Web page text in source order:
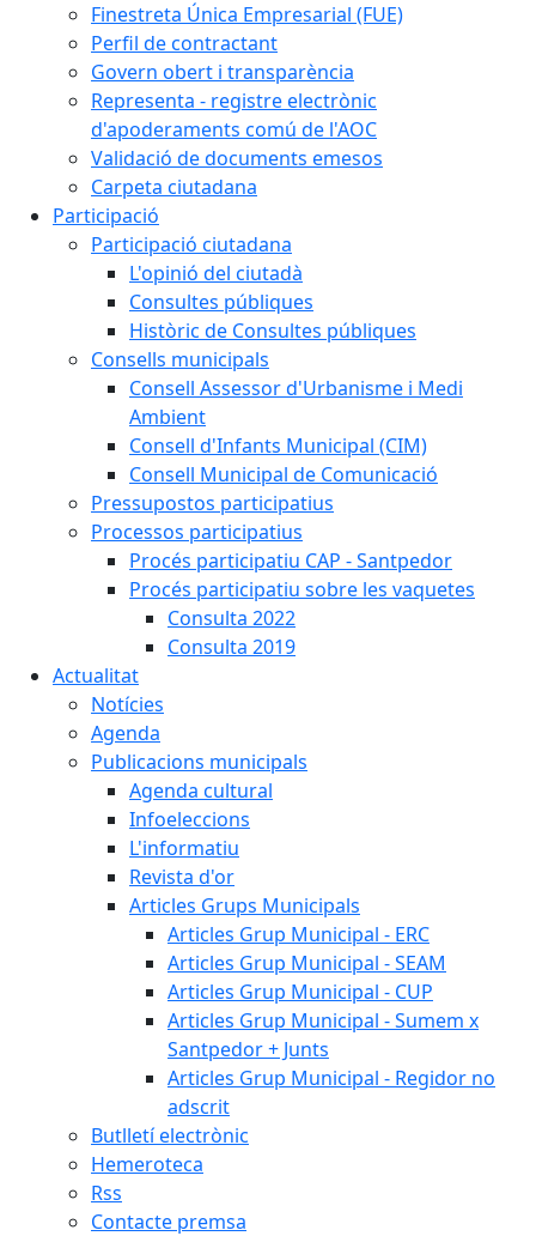
Finestreta Única Empresarial (FUE)
Perfil de contractant
Govern obert i transparència
Representa - registre electrònic
d'apoderaments comú de l'AOC
Validació de documents emesos
Carpeta ciutadana
Participació
Participació ciutadana
L'opinió del ciutadà
Consultes públiques
Històric de Consultes públiques
Consells municipals
Consell Assessor d'Urbanisme i Medi
Ambient
Consell d'Infants Municipal (CIM)
Consell Municipal de Comunicació
Pressupostos participatius
Processos participatius
Procés participatiu CAP - Santpedor
Procés participatiu sobre les vaquetes
Consulta 2022
Consulta 2019
Actualitat
Notícies
Agenda
Publicacions municipals
Agenda cultural
Infoeleccions
L'informatiu
Revista d'or
Articles Grups Municipals
Articles Grup Municipal - ERC
Articles Grup Municipal - SEAM
Articles Grup Municipal - CUP
Articles Grup Municipal - Sumem x
Santpedor + Junts
Articles Grup Municipal - Regidor no
adscrit
Butlletí electrònic
Hemeroteca
Rss
Contacte premsa